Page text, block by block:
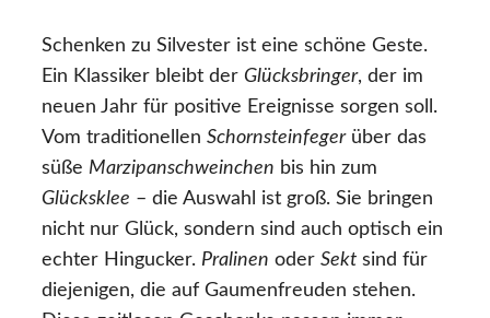
Schenken zu Silvester ist eine schöne Geste.
Ein Klassiker bleibt der Glücksbringer, der im
neuen Jahr für positive Ereignisse sorgen soll.
Vom traditionellen Schornsteinfegerüber das
süße Marzipanschweinchen bis hin zum
Glücksklee – die Auswahl ist groß. Sie bringen
nicht nur Glück, sondern sind auch optisch ein
echter Hingucker. Pralinen oder Sekt sind für
diejenigen, die auf Gaumenfreuden stehen.